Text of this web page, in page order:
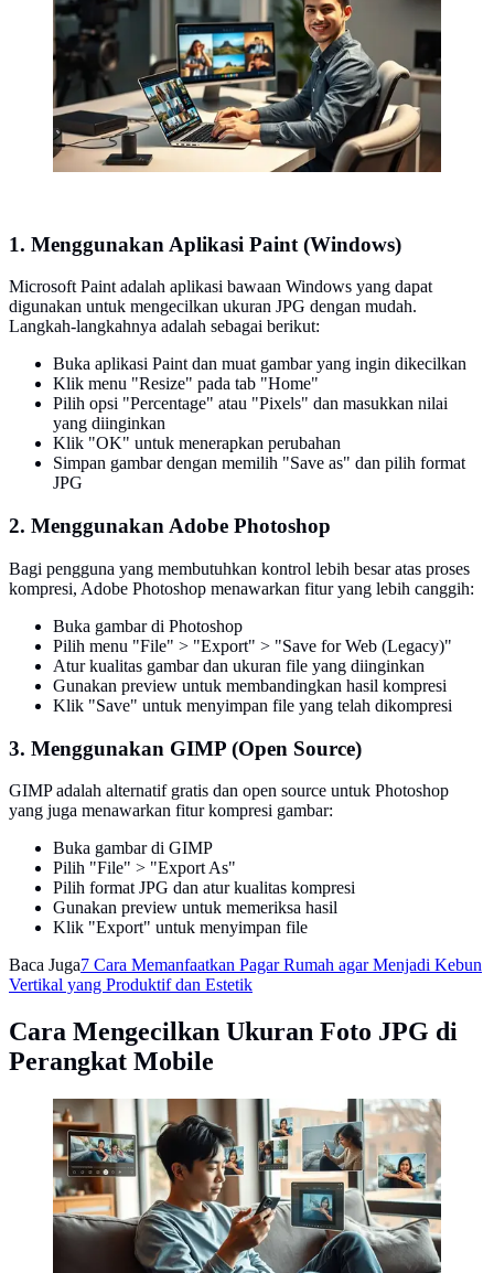
1. Menggunakan Aplikasi Paint (Windows)
Microsoft Paint adalah aplikasi bawaan Windows yang dapat
digunakan untuk mengecilkan ukuran JPG dengan mudah.
Langkah-langkahnya adalah sebagai berikut:
Buka aplikasi Paint dan muat gambar yang ingin dikecilkan
Klik menu "Resize" pada tab "Home"
Pilih opsi "Percentage" atau "Pixels" dan masukkan nilai
yang diinginkan
Klik "OK" untuk menerapkan perubahan
Simpan gambar dengan memilih "Save as" dan pilih format
JPG
2. Menggunakan Adobe Photoshop
Bagi pengguna yang membutuhkan kontrol lebih besar atas proses
kompresi, Adobe Photoshop menawarkan fitur yang lebih canggih:
Buka gambar di Photoshop
Pilih menu "File" > "Export" > "Save for Web (Legacy)"
Atur kualitas gambar dan ukuran file yang diinginkan
Gunakan preview untuk membandingkan hasil kompresi
Klik "Save" untuk menyimpan file yang telah dikompresi
3. Menggunakan GIMP (Open Source)
GIMP adalah alternatif gratis dan open source untuk Photoshop
yang juga menawarkan fitur kompresi gambar:
Buka gambar di GIMP
Pilih "File" > "Export As"
Pilih format JPG dan atur kualitas kompresi
Gunakan preview untuk memeriksa hasil
Klik "Export" untuk menyimpan file
Baca Juga7 Cara Memanfaatkan Pagar Rumah agar Menjadi Kebun
Vertikal yang Produktif dan Estetik
Cara Mengecilkan Ukuran Foto JPG di
Perangkat Mobile